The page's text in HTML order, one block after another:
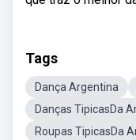
Tags
Dança Argentina
Danças TipicasDa
Roupas TipicasDa